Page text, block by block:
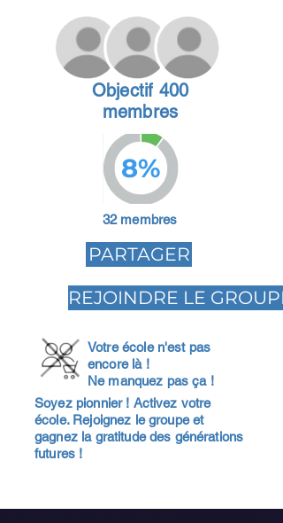
Objectif 400
membres
8%
32 membres
PARTAGER
REJOINDRE LE GROUPE
Votre école n'est pas
encore là !
Ne manquez pas ça !
Soyez pionnier ! Activez votre
école. Rejoignez le groupe et
gagnez la gratitude des générations
futures !